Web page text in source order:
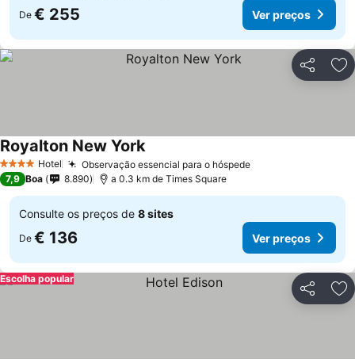
De € 255 Ver preços
Partilhar
4 EstrelasHotel Observação essencial para o hóspede
Royalton New York
7,9 Boa 8.890 a 0.3 km de Times Square
Consulte os preços de 8 sites
De € 136 Ver preços
Partilhar
Escolha popular